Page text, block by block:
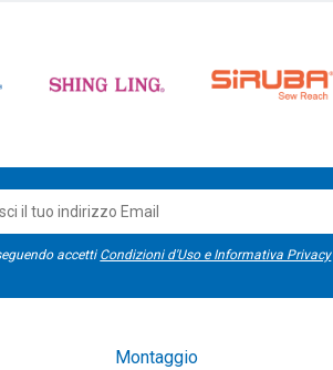
accetti Condizioni d'Uso e Informativa Privacy
Montaggio